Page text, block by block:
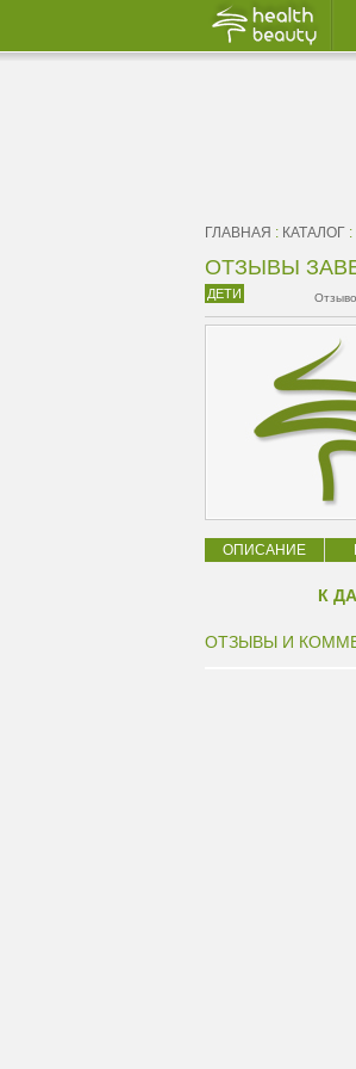
ГЛАВНАЯ : КАТАЛОГ :
ОТЗЫВЫ
ДЕТИ
ОПИСАНИЕ
К
ОТЗЫВЫ И